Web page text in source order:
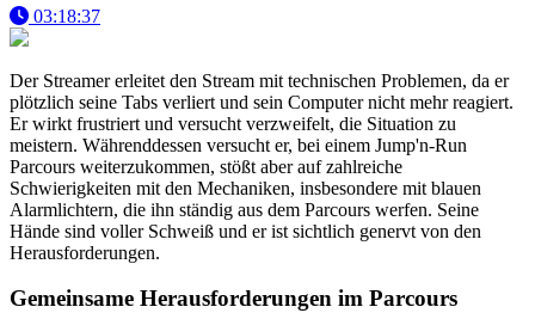
03:18:37
Der Streamer erleitet den Stream mit technischen Problemen, da er
plötzlich seine Tabs verliert und sein Computer nicht mehr reagiert.
Er wirkt frustriert und versucht verzweifelt, die Situation zu
meistern. Währenddessen versucht er, bei einem Jump'n-Run
Parcours weiterzukommen, stößt aber auf zahlreiche
Schwierigkeiten mit den Mechaniken, insbesondere mit blauen
Alarmlichtern, die ihn ständig aus dem Parcours werfen. Seine
Hände sind voller Schweiß und er ist sichtlich genervt von den
Herausforderungen.
Gemeinsame Herausforderungen im Parcours